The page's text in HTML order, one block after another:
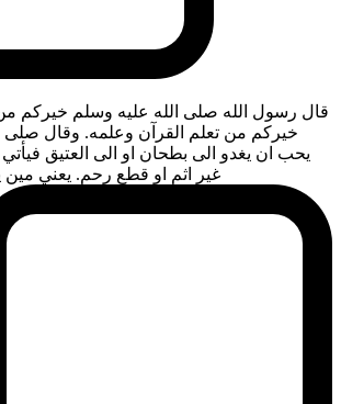
قال رسول الله صلى الله عليه وسلم خيركم
خيركم من تعلم القرآن وعلمه. وقال صلى
يحب ان يغدو الى بطحان او الى العتيق
غير اثم او قطع رحم. يعني مين